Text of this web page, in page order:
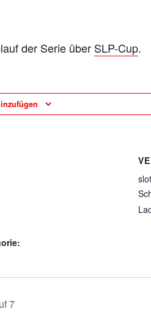
der Serie über SLP-Cup.
7